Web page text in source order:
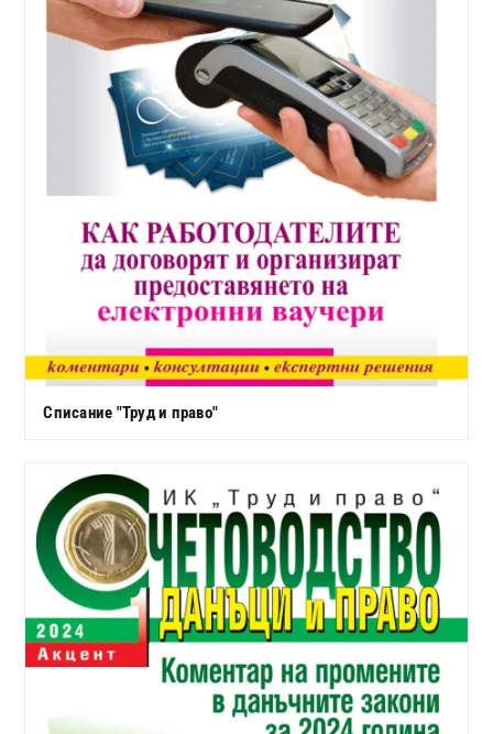
Списание "Труд и право"